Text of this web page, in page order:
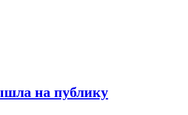
на публику